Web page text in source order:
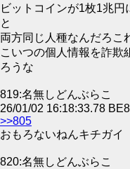
ビットコインが1枚1兆
と
両方同じ人種なんだろこ
こいつの個人情報を詐欺
ろうな
819:名無しどんぶらこ
26/01/02 16:18:33.78
>>805
おもろないねんキチガイ
820:名無しどんぶらこ